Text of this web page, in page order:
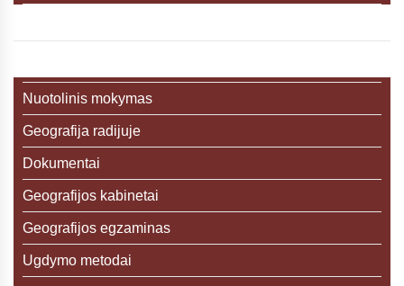
Nuotolinis mokymas
Geografija radijuje
Dokumentai
Geografijos kabinetai
Geografijos egzaminas
Ugdymo metodai